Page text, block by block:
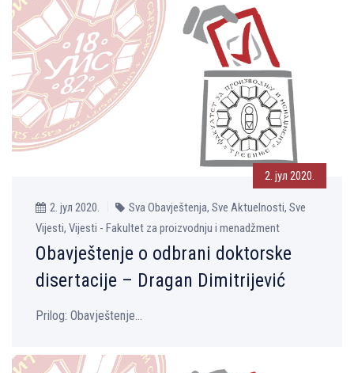
2. јул 2020.
2. јул 2020.
Sva Obavještenja, Sve Aktuelnosti, Sve
Vijesti, Vijesti - Fakultet za proizvodnju i menadžment
Obavještenje o odbrani doktorske
disertacije – Dragan Dimitrijević
Prilog: Оbavještenje...